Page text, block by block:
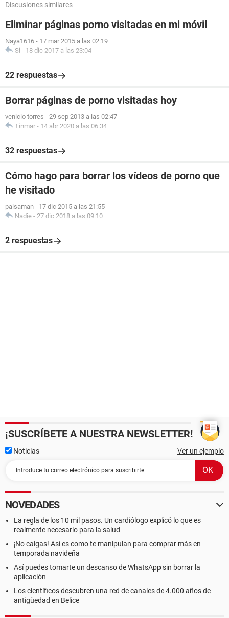
Discusiones similares
Eliminar páginas porno visitadas en mi móvil
Naya1616 - 17 mar 2015 a las 02:19
Si - 18 dic 2017 a las 23:04
22 respuestas
Borrar páginas de porno visitadas hoy
venicio torres - 29 sep 2013 a las 02:47
Tinmar - 14 abr 2020 a las 06:34
32 respuestas
Cómo hago para borrar los vídeos de porno que
he visitado
paisaman - 17 dic 2015 a las 21:55
Nadie - 27 dic 2018 a las 09:10
2 respuestas
¡SUSCRÍBETE A NUESTRA NEWSLETTER!
Noticias Ver un ejemplo
NOVEDADES
La regla de los 10 mil pasos. Un cardiólogo explicó lo que es
realmente necesario para la salud
¡No caigas! Así es como te manipulan para comprar más en
temporada navideña
Así puedes tomarte un descanso de WhatsApp sin borrar la
aplicación
Los científicos descubren una red de canales de 4.000 años de
antigüedad en Belice